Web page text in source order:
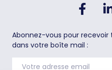
Abonnez-vous pour recevoir
dans votre boîte mail :